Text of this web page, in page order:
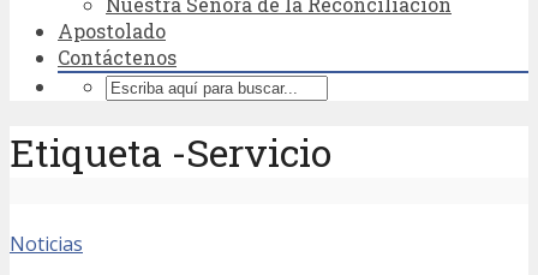
Apostolado
Contáctenos
Etiqueta -Servicio
Noticias